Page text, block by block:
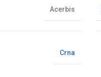
Acerbis
Crna